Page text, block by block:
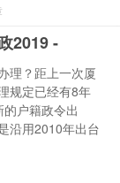
2019 -
理？距上一次厦
规定已经有8年
户籍政令出
沿用2010年出台